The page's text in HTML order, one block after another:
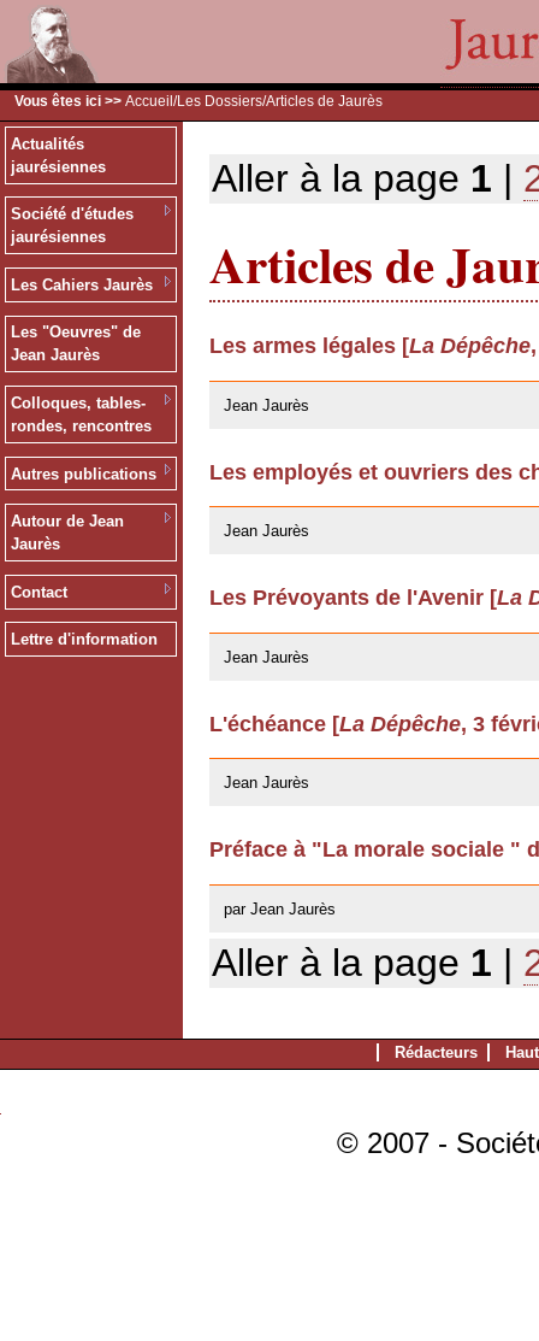
Vous êtes ici >> Accueil /Les Dossiers/Articles de Jaurès
Actualités
jaurésiennes
Société d'études
jaurésiennes
Les Cahiers Jaurès
Les "Oeuvres" de
Jean Jaurès
Colloques, tables-
rondes, rencontres
Autres publications
Autour de Jean
Jaurès
Contact
Lettre d'information
Aller à la page 1 |
Articles de
Les armes légales [La Dépêche
Jean Jaurès
Les employés et ouvriers des
Jean Jaurès
Les Prévoyants de l'Avenir [La
Jean Jaurès
L'échéance [La Dépêche, 3
Jean Jaurès
Préface à "La morale sociale "
par Jean Jaurès
Aller à la page 1 |
Rédacteurs
© 2007 -